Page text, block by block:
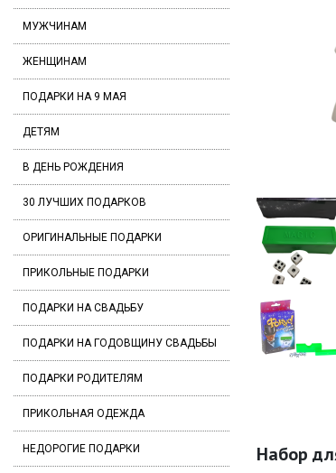
МУЖЧИНАМ
ЖЕНЩИНАМ
ПОДАРКИ НА 9 МАЯ
ДЕТЯМ
В ДЕНЬ РОЖДЕНИЯ
30 ЛУЧШИХ ПОДАРКОВ
ОРИГИНАЛЬНЫЕ ПОДАРКИ
ПРИКОЛЬНЫЕ ПОДАРКИ
ПОДАРКИ НА СВАДЬБУ
ПОДАРКИ НА ГОДОВЩИНУ СВАДЬБЫ
ПОДАРКИ РОДИТЕЛЯМ
ПРИКОЛЬНАЯ ОДЕЖДА
НЕДОРОГИЕ ПОДАРКИ Набор